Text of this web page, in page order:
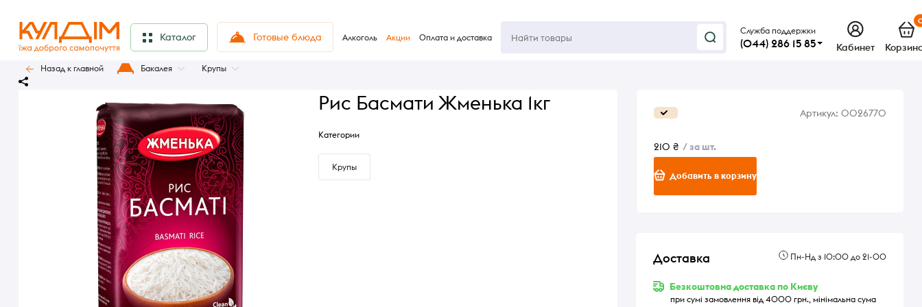
Каталог Готовые блюда Алкоголь Акции Оплата и доставка
Служба поддержки
(044) 286 15 85 Кабинет
Назад к главной Бакалея Крупы
Рис Басмати Жменька 1кг
Категории
Крупы
Артикул: 0026770
210 ₴ / за шт.
Добавить в корзину
Доставка Пн-Нд з 10:00 до 21-00
Безкоштовна доставка по Києву
при сумі замовлення від 4000 грн., мінімальна сума